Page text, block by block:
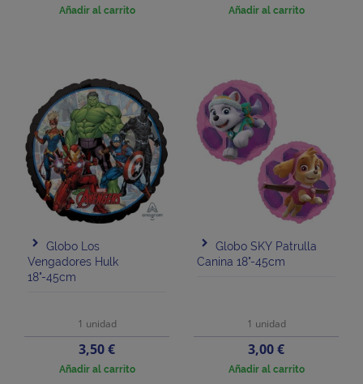
Añadir al carrito Añadir al carrito
Globo Los
Vengadores Hulk
18"-45cm
1 unidad
Precio
3,50 €
Añadir al carrito
Globo SKY Patrulla
Canina 18"-45cm
1 unidad
Precio
3,00 €
Añadir al carrito